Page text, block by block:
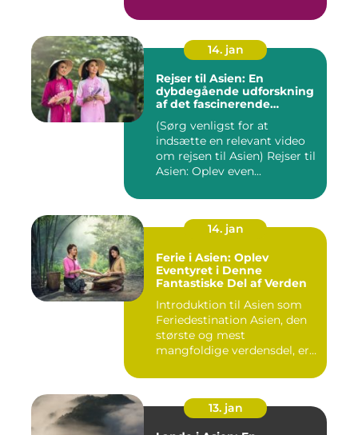
14. jan
Rejser til Asien: En
dybdegående udforskning
af det fascinerende
(Sørg venligst for at
indsætte en relevant video
om rejsen til Asien) Rejser til
Asien: Oplev even...
14. jan
Ferie i Asien: Oplev
Eventyret i Denne
Fantastiske Del af Verden
Introduktion til Asien som
Feriedestination Asien, den
største og mest
mangfoldige verdensdel, er
13. jan